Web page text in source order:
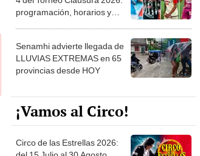
programación, horarios y
Senamhi advierte llegada de
LLUVIAS EXTREMAS en 65
provincias desde HOY
¡Vamos al Circo!
Circo de las Estrellas 2026: